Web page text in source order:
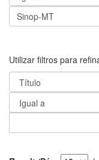
Utilizar filtros para